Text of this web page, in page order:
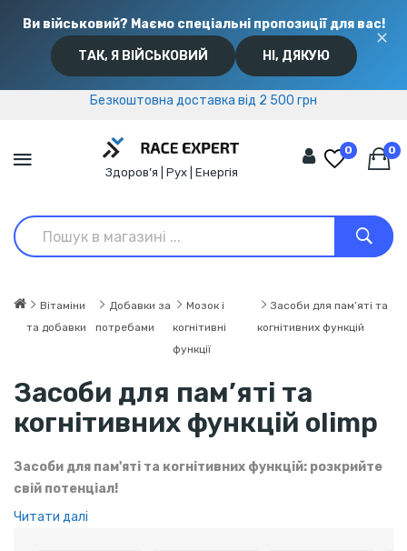
Ви військовий? Маємо спеціальні пропозиції для вас!
ТАК, Я ВІЙСЬКОВИЙ НІ, ДЯКУЮ
✕
Безкоштовна доставка від 2 500 грн
Безкоштовна доставка від 2 500 грн
Здоров’я | Рух | Енергія
0 0
Вітаміни
та добавки
Добавки за
потребами
Мозок і
когнітивні
функції
Засоби для пам’яті та
когнітивних функцій
Засоби для пам’яті та
когнітивних функцій olimp
Засоби для пам'яті та когнітивних функцій: розкрийте
свій потенціал!
Засоби для пам'яті та когнітивних функцій покращують
Читати далі